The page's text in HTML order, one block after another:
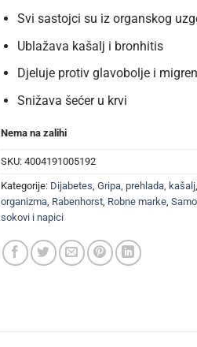
Svi sastojci su iz organskog
Ublažava kašalj i bronhitis
Djeluje protiv glavobolje i
Snižava šećer u krvi
Nema na zalihi
SKU: 4004191005192
Kategorije: Dijabetes, Gripa, prehlada, kašalj,
organizma, Rabenhorst, Robne marke,
sokovi i napici